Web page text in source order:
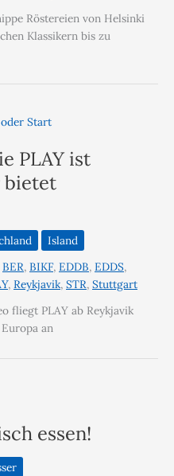
Röstereien von Helsinki
Klassikern bis zu
PLAY ist
bietet
Island
BER, BIKF, EDDB, EDDS,
, Reykjavik, STR, Stuttgart
fliegt PLAY ab Reykjavik
an
essen!